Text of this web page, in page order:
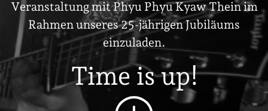
Veranstaltung mit Phyu Phyu Kyaw Thein im
Rahmen unseres 25-jährigen Jubiläums
einzuladen.
Time is up!